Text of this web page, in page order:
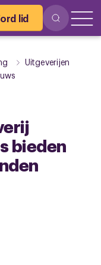
lid
Uitgeverijen
bieden